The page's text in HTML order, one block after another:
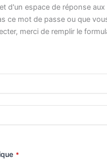
d'un espace de réponse
ce mot de passe ou que
merci de remplir le
*